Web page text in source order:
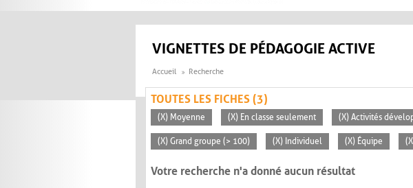
VIGNETTES DE PÉDAGOGIE ACTIVE
Accueil Recherche
TOUTES LES FICHES (3)
(X) Moyenne (X) En classe seulement (X) Activités
(X) Grand groupe (> 100) (X) Individuel (X) Équipe
Votre recherche n'a donné aucun résultat